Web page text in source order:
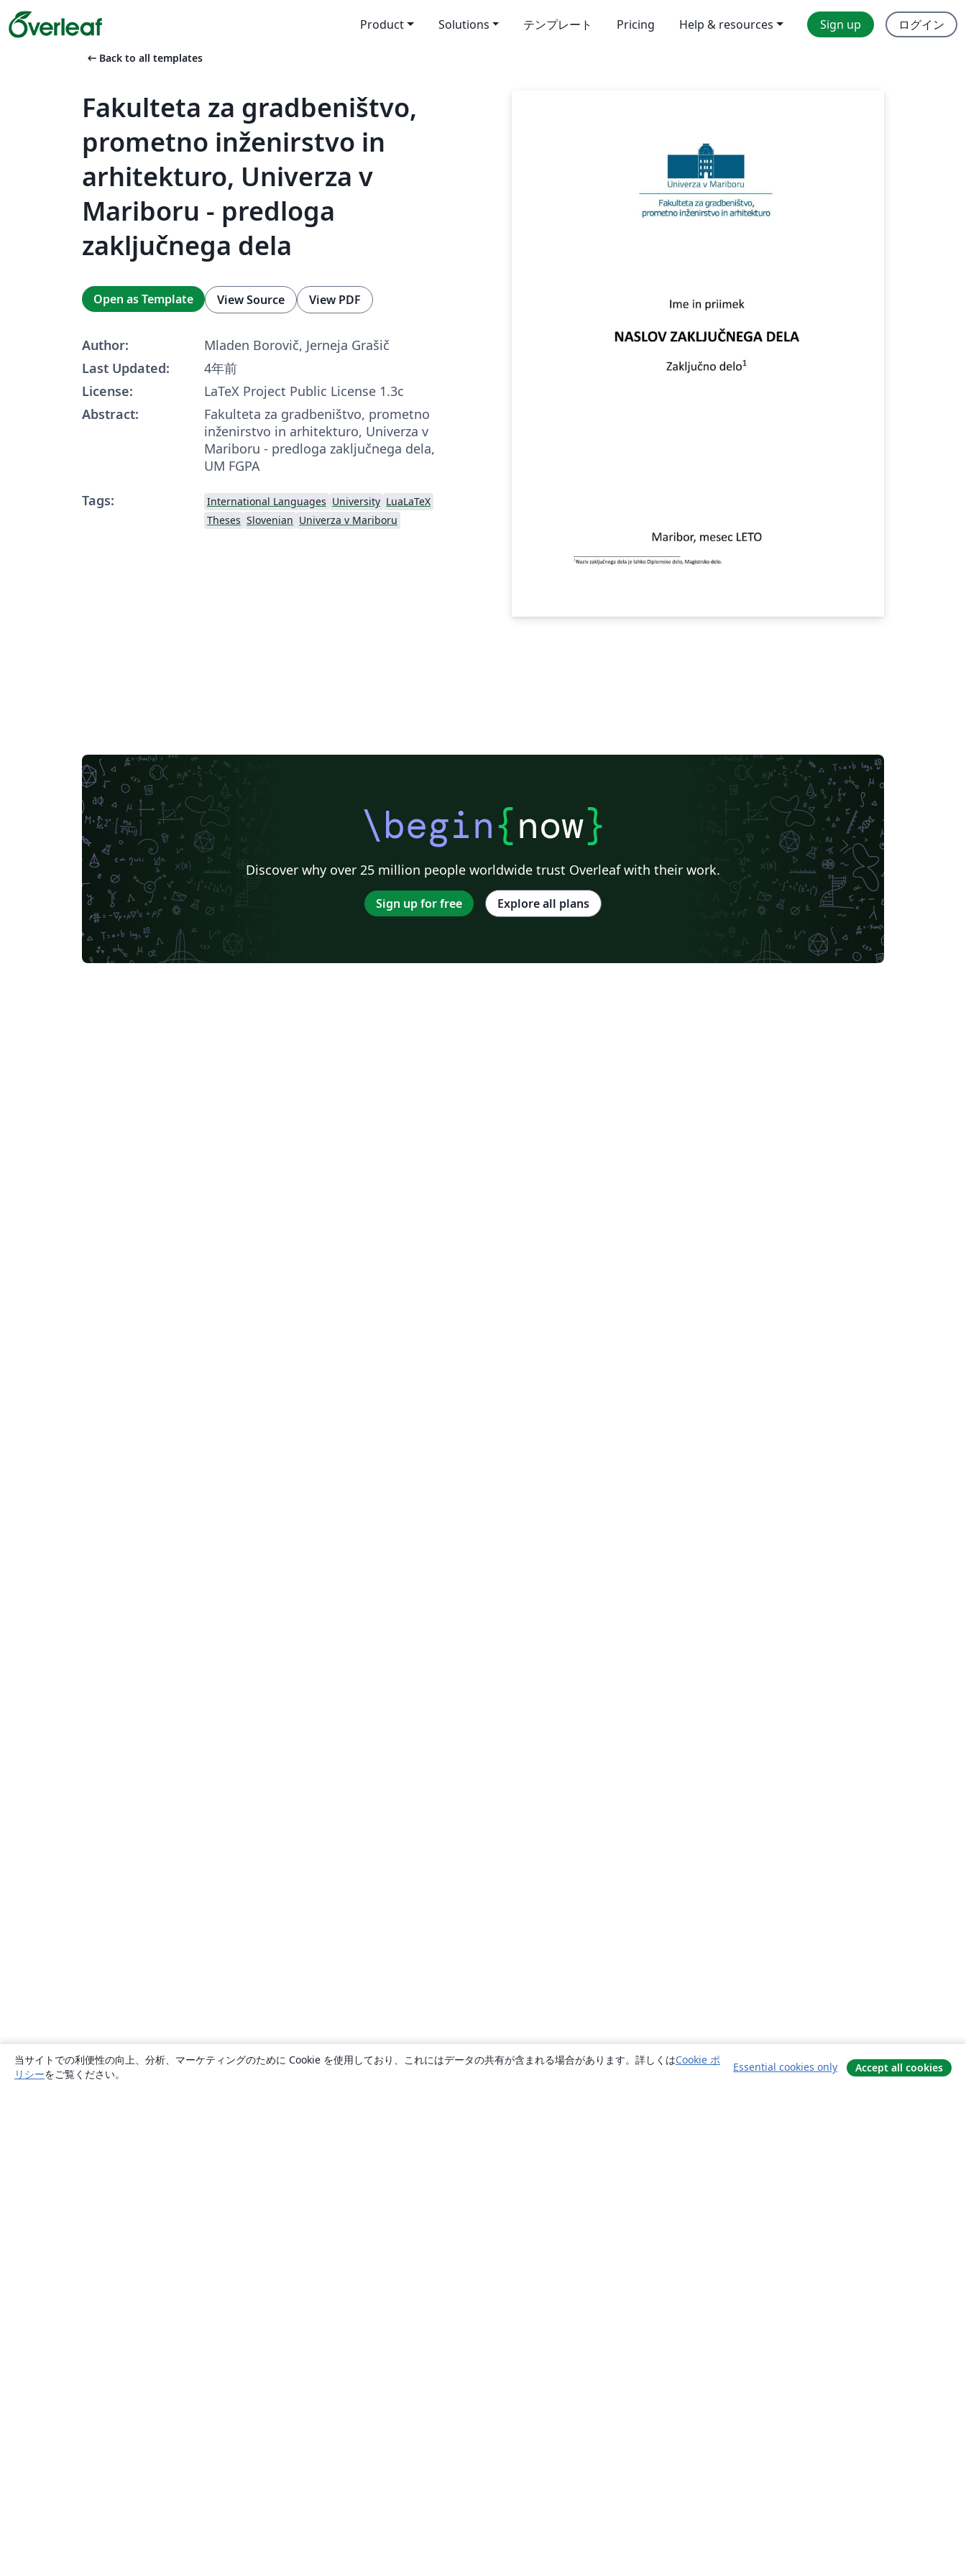
Product Solutions テンプレート Pricing Help & resources Sign up ログイン
arrow_left_alt Back to all templates
Fakulteta za gradbeništvo,
prometno inženirstvo in
arhitekturo, Univerza v
Mariboru - predloga
zaključnega dela
Open as Template View Source View PDF
Author:
Mladen Borovič, Jerneja Grašič
Last Updated:
4年前
License:
LaTeX Project Public License 1.3c
Abstract:
Fakulteta za gradbeništvo, prometno
inženirstvo in arhitekturo, Univerza v
Mariboru - predloga zaključnega dela,
UM FGPA
Tags:
International Languages University LuaLaTeX
Theses Slovenian Univerza v Mariboru
\begin{now}
Discover why over 25 million people worldwide trust Overleaf with their work.
Sign up for free Explore all plans
当サイトでの利便性の向上、分析、マーケティングのために Cookie を使用しており、これにはデータの共有が含まれる場合があります。詳しくはCookie ポ
リシーをご覧ください。
Essential cookies only Accept all cookies